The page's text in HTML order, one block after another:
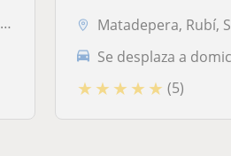
Matadepera, Rubí, Sant Cugat del Vallès,
Se desplaza a
★ ★ ★ ★ ★ (5)